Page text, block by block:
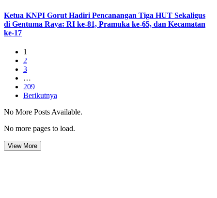
Ketua KNPI Gorut Hadiri Pencanangan Tiga HUT Sekaligus
di Gentuma Raya: RI ke-81, Pramuka ke-65, dan Kecamatan
ke-17
1
2
3
…
209
Berikutnya
No More Posts Available.
No more pages to load.
View More